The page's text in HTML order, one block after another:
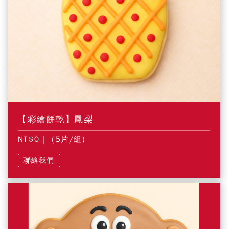
【彩繪餅乾】鳳梨
NT$0 | (5片/組)
聯絡我們